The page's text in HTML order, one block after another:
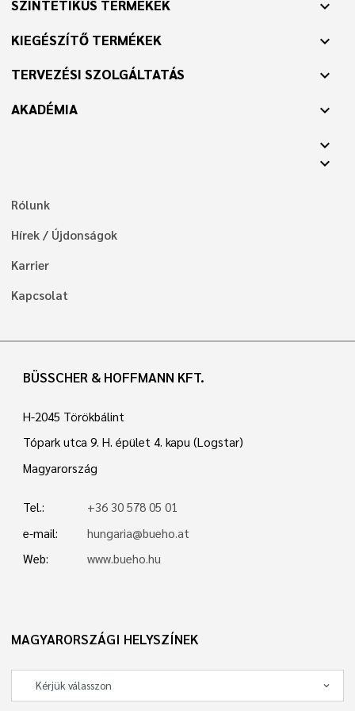
SZINTETIKUS TERMÉKEK expand_more
KIEGÉSZÍTŐ TERMÉKEK expand_more
TERVEZÉSI SZOLGÁLTATÁS expand_more
AKADÉMIA
expand_more
expand_more
expand_more
Rólunk
Hírek / Újdonságok
Karrier
Kapcsolat
BÜSSCHER & HOFFMANN KFT.
H-2045 Törökbálint
Tópark utca 9. H. épület 4. kapu (Logstar)
Magyarország
Tel.:
+36 30 578 05 01
e-mail:
hungaria@bueho.at
Web:
www.bueho.hu
MAGYARORSZÁGI HELYSZÍNEK